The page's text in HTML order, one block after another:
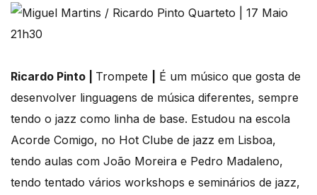
Ricardo Pinto | Trompete
É um músico que gosta de
desenvolver linguagens de música diferentes, sempre
tendo o jazz como linha de base. Estudou na escola
Acorde Comigo, no Hot Clube de jazz em Lisboa,
tendo aulas com João Moreira e Pedro Madaleno,
tendo tentado vários workshops e seminários de jazz,